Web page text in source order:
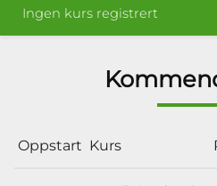
Ingen kurs registrert
Oppstart Kurs